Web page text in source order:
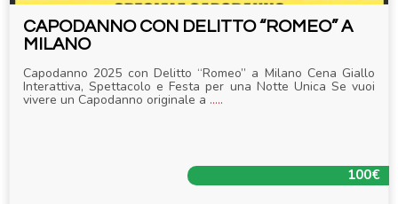
CAPODANNO CON DELITTO “ROMEO” A
MILANO
Capodanno 2025 con Delitto “Romeo” a Milano Cena Giallo
Interattiva, Spettacolo e Festa per una Notte Unica Se vuoi
vivere un Capodanno originale a .....
100€